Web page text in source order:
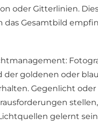
oder Gitterlinien.
das Gesamtbild
goldenen oder
Gegenlicht
gelernt